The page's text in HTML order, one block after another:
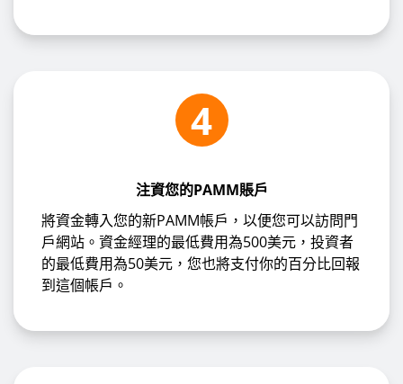
4
注資您的PAMM賬戶
將資金轉入您的新PAMM帳戶，以便您可以訪問門
戶網站。資金經理的最低費用為500美元，投資者
的最低費用為50美元，您也將支付你的百分比回報
到這個帳戶。